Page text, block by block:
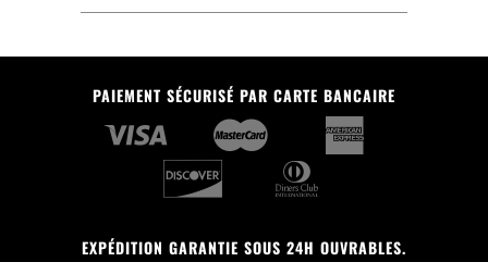
PAIEMENT SÉCURISÉ PAR CARTE BANCAIRE
EXPÉDITION GARANTIE SOUS 24H OUVRABLES.